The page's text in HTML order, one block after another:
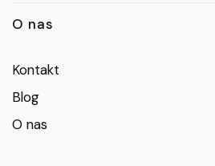
O nas
Kontakt
Blog
O nas